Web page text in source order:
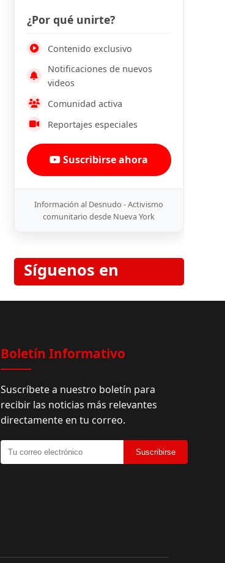
¿Por qué unirte?
Contenido exclusivo
Notificaciones de nuevos
videos
Comunidad activa
Reportajes especiales
Suscribirse ahora
Información al Desnudo - Activismo
comunitario desde Nueva York
Síguenos en
Boletín Informativo
Suscríbete a nuestro boletín para
recibir las noticias más relevantes
directamente en tu correo.
Suscribirse